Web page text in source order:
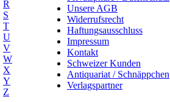
R
S
T
U
V
W
X
Y
Z
Unsere AGB
Widerrufsrecht
Haftungsausschluss
Impressum
Kontakt
Schweizer Kunden
Antiquariat / Schnäppchen
Verlagspartner